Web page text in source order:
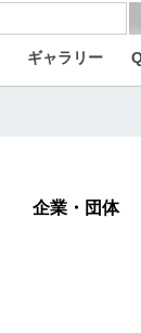
ギャラリー
企業・団体